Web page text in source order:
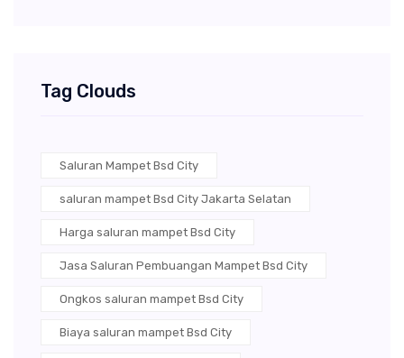
Tag Clouds
Saluran Mampet Bsd City
saluran mampet Bsd City Jakarta Selatan
Harga saluran mampet Bsd City
Jasa Saluran Pembuangan Mampet Bsd City
Ongkos saluran mampet Bsd City
Biaya saluran mampet Bsd City